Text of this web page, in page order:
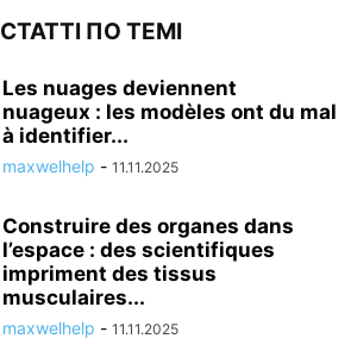
СТАТТІ ПО ТЕМІ
Les nuages deviennent
nuageux : les modèles ont du mal
à identifier...
maxwelhelp - 11.11.2025
Construire des organes dans
l’espace : des scientifiques
impriment des tissus
musculaires...
maxwelhelp - 11.11.2025